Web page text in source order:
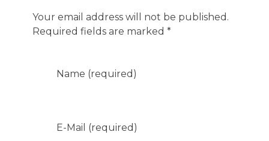
Your email address will not be published.
Required fields are marked *
Name (required)
E-Mail (required)